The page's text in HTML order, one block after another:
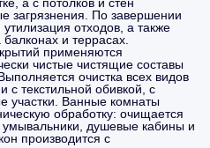
загрязнения. По завершении
отходов, а также
и террасах.
применяются
чистые чистящие составы
очистка всех видов
с текстильной обивкой, с
участки. Ванные комнаты
обработку: очищается
душевые кабины и
производится с